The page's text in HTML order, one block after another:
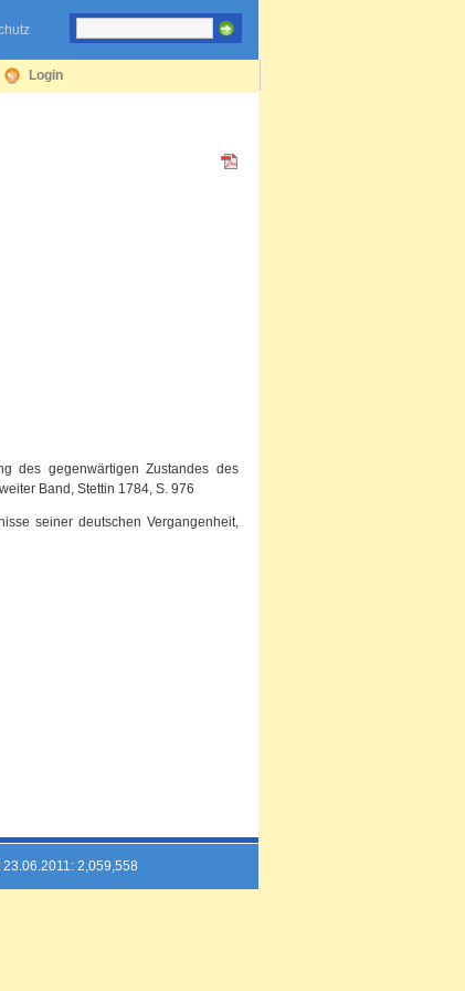
Login
des gegenwärtigen Zustandes des
Band, Stettin 1784, S. 976
seiner deutschen Vergangenheit,
2,059,558